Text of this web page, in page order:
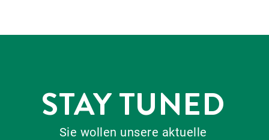
STAY TUNED
Sie wollen unsere aktuelle